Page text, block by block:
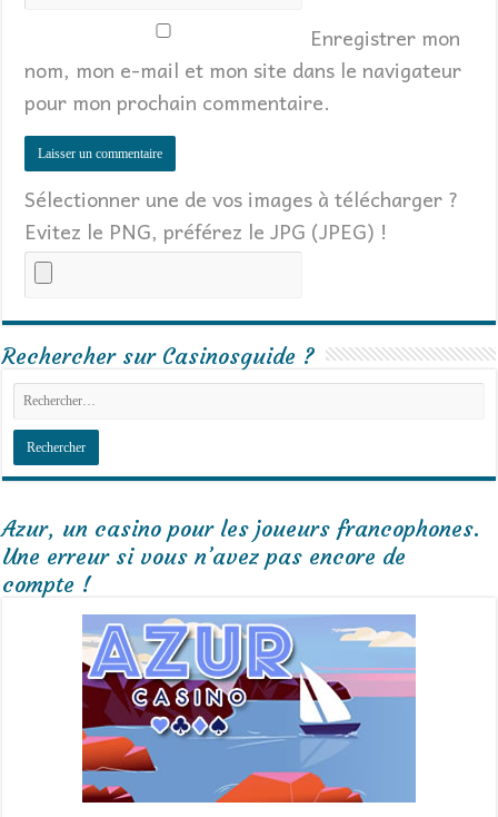
Enregistrer mon
nom, mon e-mail et mon site dans le navigateur
pour mon prochain commentaire.
Sélectionner une de vos images à télécharger ?
Evitez le PNG, préférez le JPG (JPEG) !
Rechercher sur Casinosguide ?
Azur, un casino pour les joueurs francophones.
Une erreur si vous n’avez pas encore de
compte !